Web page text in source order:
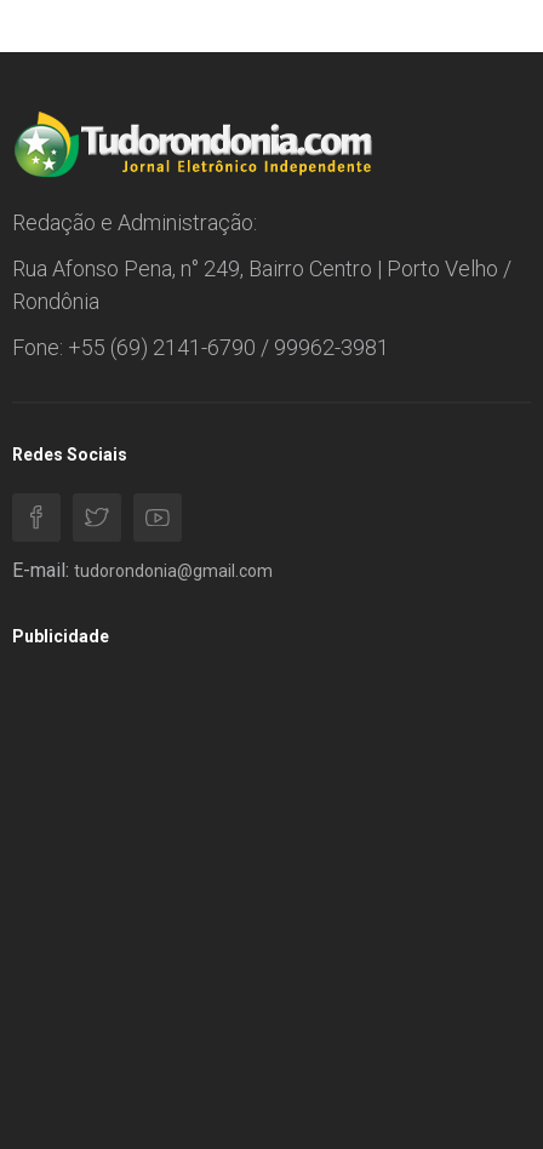
Redação e Administração:
Rua Afonso Pena, n° 249, Bairro Centro | Porto Velho /
Rondônia
Fone: +55 (69) 2141-6790 / 99962-3981
Redes Sociais
E-mail: tudorondonia@gmail.com
Publicidade